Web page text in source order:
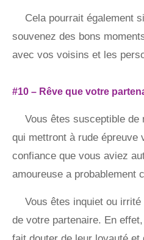
Cela pourrait également
souvenez des bons
avec vos voisins et les
#10 – Rêve que votre
Vous êtes susceptible de
qui mettront à rude épreuve
confiance que vous aviez
amoureuse a probablement
Vous êtes inquiet ou
de votre partenaire. En